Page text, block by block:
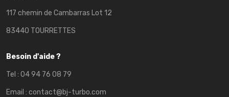
117 chemin de Cambarras Lot 12
83440 TOURRETTES
Besoin d'aide ?
Tel : 04 94 76 08 79
Email : contact@bj-turbo.com